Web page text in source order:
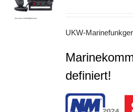
UKW-
definiert!